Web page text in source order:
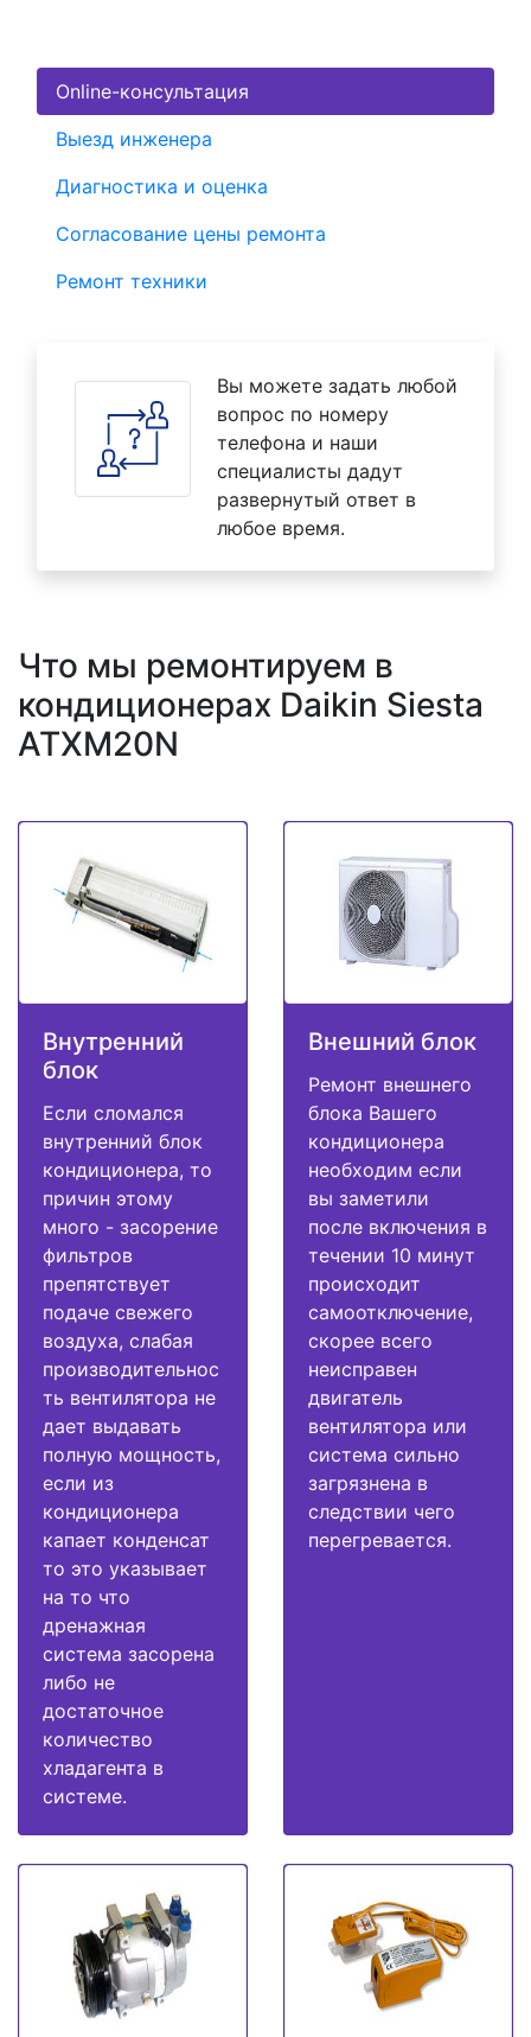
Online-консультация
Выезд инженера
Диагностика и оценка
Согласование цены ремонта
Ремонт техники
Вы можете задать любой
вопрос по номеру
телефона и наши
специалисты дадут
развернутый ответ в
любое время.
Что мы ремонтируем в
кондиционерах Daikin Siesta
ATXM20N
Внутренний
блок
Если сломался
внутренний блок
кондиционера, то
причин этому
много - засорение
фильтров
препятствует
подаче свежего
воздуха, слабая
производительнос
ть вентилятора не
дает выдавать
полную мощность,
если из
кондиционера
капает конденсат
то это указывает
на то что
дренажная
система засорена
либо не
достаточное
количество
хладагента в
системе.
Внешний блок
Ремонт внешнего
блока Вашего
кондиционера
необходим если
вы заметили
после включения в
течении 10 минут
происходит
самоотключение,
скорее всего
неисправен
двигатель
вентилятора или
система сильно
загрязнена в
следствии чего
перегревается.